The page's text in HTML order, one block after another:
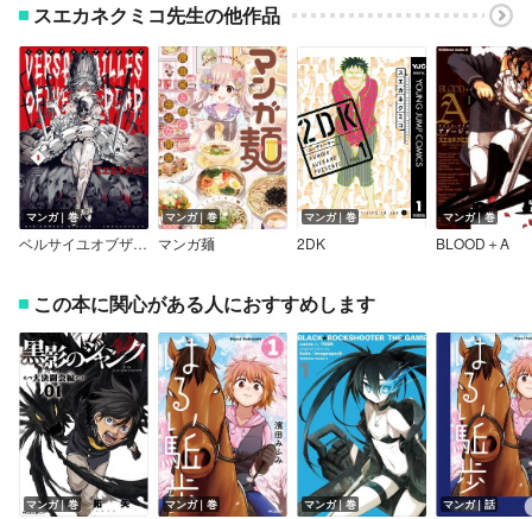
スエカネクミコ先生の他作品
マンガ｜巻
ベルサイユオブザデッド
マンガ｜巻
マンガ麺
マンガ｜巻
2DK
マンガ｜巻
BLOOD＋A
この本に関心がある人におすすめします
マンガ｜巻 マンガ｜巻 マンガ｜巻 マンガ｜話